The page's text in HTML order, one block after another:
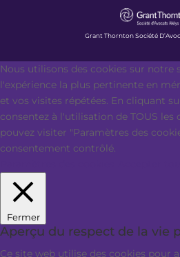
Grant Thornton Société
Nous utilisons des cookies sur
l'expérience la plus pertinente en
et vos visites répétées. En cliquant
consentez à l'utilisation de TOUS les
pouvez visiter "Paramètres des
consentement contrôlé.
Fermer
Aperçu du respect de la vie
Ce site web utilise des cookies pour